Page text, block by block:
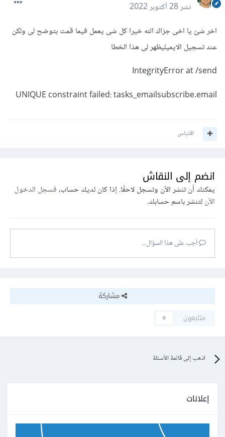
نشر28 أكتوبر 2022
اخر شئ يا اخى جزاك الله خيرا كل شى يعمل فيما قمت بتوضح لى ولكن
عند تسجيل الايميليظهر لى هذا الخطا
IntegrityError at /send
UNIQUE constraint failed: tasks_emailsubscribe.email
اقتباس
انضم إلى النقاش
يمكنك أن تنشر الآن وتسجل لاحقًا. إذا كان لديك حساب،فسجل الدخول
الآنلتنشر باسم حسابك.
أجب على هذا السؤال...
مشاركة
متابعون
0
اذهب إلى قائمة الأسئلة
إعلانات